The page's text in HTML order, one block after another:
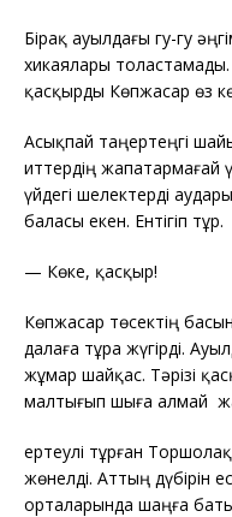
Бірақ ауылдағы гу-гу
хикаялары
қасқырды Көпжасар өз
Асықпай таңертеңгі
иттердің жапатармағай
үйдегі шелектерді
баласы екен. Ентігіп тұр.
— Көке, қасқыр!
Көпжасар төсектің
далаға тұра жүгірді.
жұмар шайқас. Тәрізі
малтығып шыға алмай
ертеулі тұрған
жөнелді. Аттың дүбірін
орталарында шаңға